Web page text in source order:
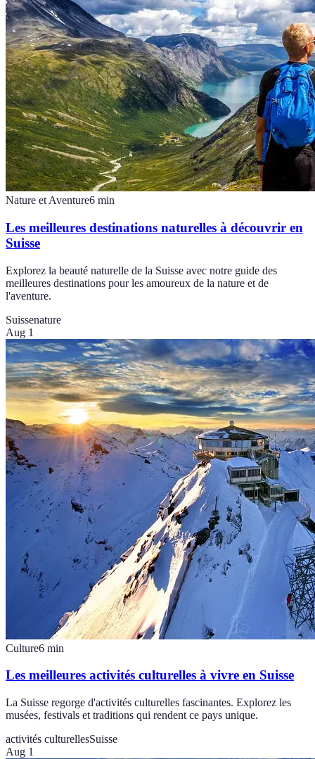
Nature et Aventure6 min
Les meilleures destinations naturelles à découvrir en
Suisse
Explorez la beauté naturelle de la Suisse avec notre guide des
meilleures destinations pour les amoureux de la nature et de
l'aventure.
Suissenature
Aug 1
Culture6 min
Les meilleures activités culturelles à vivre en Suisse
La Suisse regorge d'activités culturelles fascinantes. Explorez les
musées, festivals et traditions qui rendent ce pays unique.
activités culturellesSuisse
Aug 1